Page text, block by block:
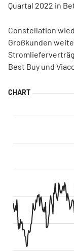
Quartal 2022 in
Constellation
Großkunden
Best Buy und